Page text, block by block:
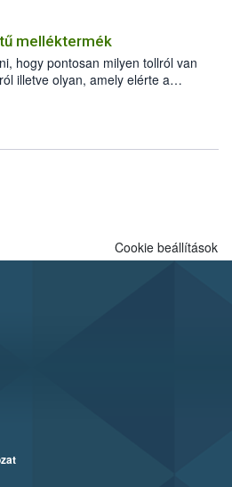
megítélésében jártas szakértőt.
melléktermék
hogy pontosan milyen tollról van
illetve olyan, amely elérte a
Cookie beállítások